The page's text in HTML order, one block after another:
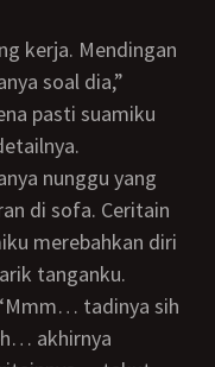
soal dia,”
pasti suamiku
di sofa. Ceritain
merebahkan diri
tanganku.
akhirnya